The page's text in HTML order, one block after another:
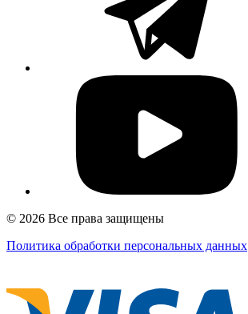
© 2026 Все права защищены
Политика обработки персональных данных